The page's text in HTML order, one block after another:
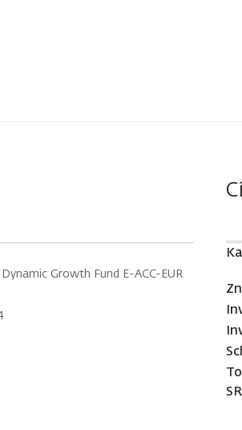
Growth Fund E-ACC-EUR